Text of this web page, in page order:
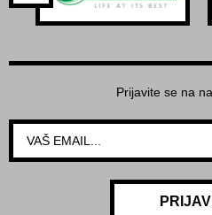
Prijavite se na